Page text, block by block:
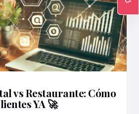
vs Restaurante: Cómo
YA 🚀